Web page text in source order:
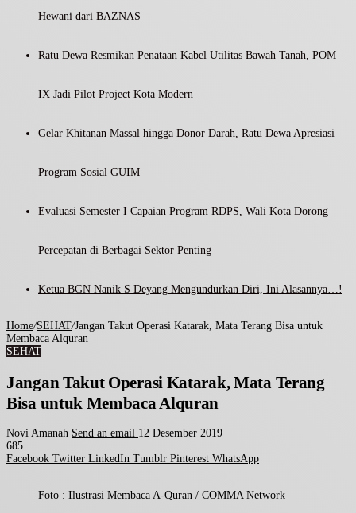
Hewani dari BAZNAS
Ratu Dewa Resmikan Penataan Kabel Utilitas Bawah Tanah, POM
IX Jadi Pilot Project Kota Modern
Gelar Khitanan Massal hingga Donor Darah, Ratu Dewa Apresiasi
Program Sosial GUIM
Evaluasi Semester I Capaian Program RDPS, Wali Kota Dorong
Percepatan di Berbagai Sektor Penting
Ketua BGN Nanik S Deyang Mengundurkan Diri, Ini Alasannya…!
Home/SEHAT/Jangan Takut Operasi Katarak, Mata Terang Bisa untuk
Membaca Alquran
SEHAT
Jangan Takut Operasi Katarak, Mata Terang
Bisa untuk Membaca Alquran
Novi Amanah Send an email 12 Desember 2019
685
Facebook Twitter LinkedIn Tumblr Pinterest WhatsApp
Foto : Ilustrasi Membaca A-Quran / COMMA Network